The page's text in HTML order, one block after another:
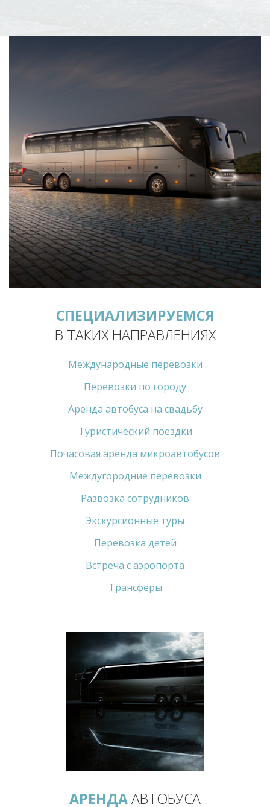
СПЕЦИАЛИЗИРУЕМСЯ
В ТАКИХ НАПРАВЛЕНИЯХ
Международные перевозки
Перевозки по городу
Аренда автобуса на свадьбу
Туристический поездки
Почасовая аренда микроавтобусов
Междугородние перевозки
Развозка сотрудников
Экскурсионные туры
Перевозка детей
Встреча с аэропорта
Трансферы
АРЕНДААВТОБУСА